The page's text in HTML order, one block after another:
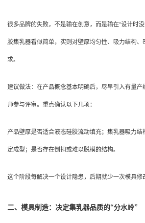
很多品牌的失败，不是输在创意，而是输在“设计时
胶集乳器看似简单，实则对壁厚均匀性、吸力结构
求。
建议做法：在产品概念基本明确后，尽早引入有量
师参与评审。重点确认以下几项：
产品壁厚是否适合液态硅胶流动填充； 集乳器吸力结
定成型； 是否存在倒扣或难以脱模的结构。
这个阶段每解决一个设计隐患，后期就少一次模具修
二、模具制造：决定集乳器品质的“分水岭”